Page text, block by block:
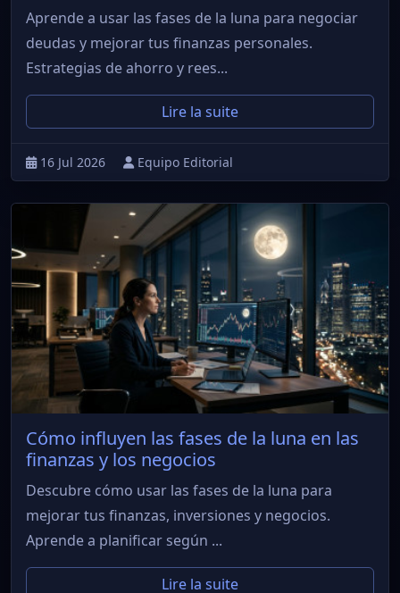
Aprende a usar las fases de la luna para negociar
deudas y mejorar tus finanzas personales.
Estrategias de ahorro y rees...
Lire la suite
16 Jul 2026 Equipo Editorial
Cómo influyen las fases de la luna en las
finanzas y los negocios
Descubre cómo usar las fases de la luna para
mejorar tus finanzas, inversiones y negocios.
Aprende a planificar según ...
Lire la suite